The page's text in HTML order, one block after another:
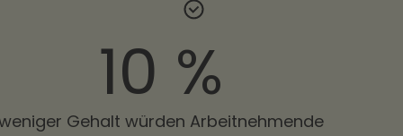
10 %
Gehalt würden Arbeitnehmende